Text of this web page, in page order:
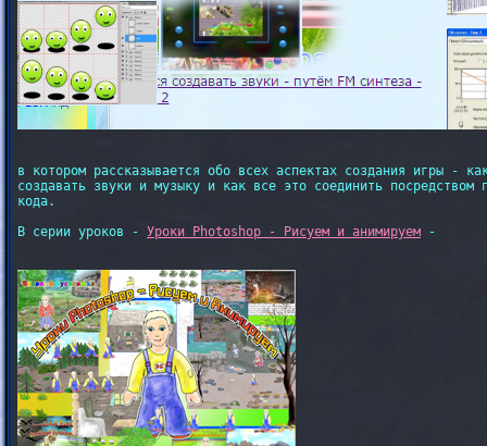
в котором рассказывается обо всех аспектах создания игры -
создавать звуки и музыку и как все это соединить посредством
кода.
В серии уроков - Уроки Photoshop - Рисуем и анимируем -